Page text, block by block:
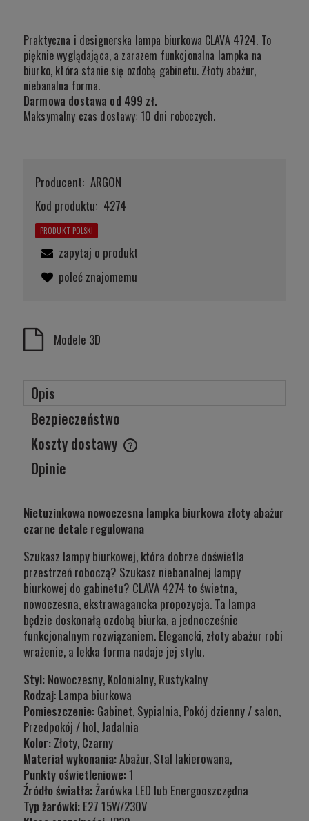
Praktyczna i designerska lampa biurkowa CLAVA 4724. To
pięknie wyglądająca, a zarazem funkcjonalna lampka na
biurko, która stanie się ozdobą gabinetu. Złoty abażur,
niebanalna forma.
Darmowa dostawa od 499 zł.
Maksymalny czas dostawy: 10 dni roboczych.
Producent: ARGON
Kod produktu: 4274
PRODUKT POLSKI
zapytaj o produkt
poleć znajomemu
Modele 3D
Opis
Bezpieczeństwo
Koszty dostawy
Cena nie zawiera ewentualnych kosztów płatności
Opinie
Nietuzinkowa nowoczesna lampka biurkowa złoty abażur
czarne detale regulowana
Szukasz lampy biurkowej, która dobrze doświetla
przestrzeń roboczą? Szukasz niebanalnej lampy
biurkowej do gabinetu? CLAVA 4274 to świetna,
nowoczesna, ekstrawagancka propozycja. Ta lampa
będzie doskonałą ozdobą biurka, a jednocześnie
funkcjonalnym rozwiązaniem. Elegancki, złoty abażur robi
wrażenie, a lekka forma nadaje jej stylu.
Styl: Nowoczesny, Kolonialny, Rustykalny
Rodzaj: Lampa biurkowa
Pomieszczenie: Gabinet, Sypialnia, Pokój dzienny / salon,
Przedpokój / hol, Jadalnia
Kolor: Złoty, Czarny
Materiał wykonania:Abażur, Stal lakierowana,
Punkty oświetleniowe:1
Źródło światła:Żarówka LED lub Energooszczędna
Typ żarówki: E27 15W/230V